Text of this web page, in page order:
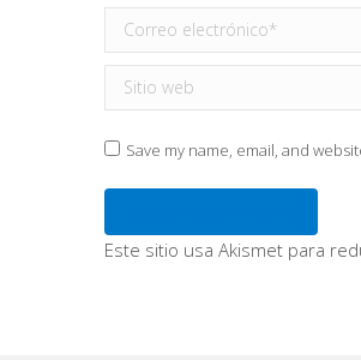
Correo electrónico *
Sitio web
Save my name, email, and
Este sitio usa Akismet para